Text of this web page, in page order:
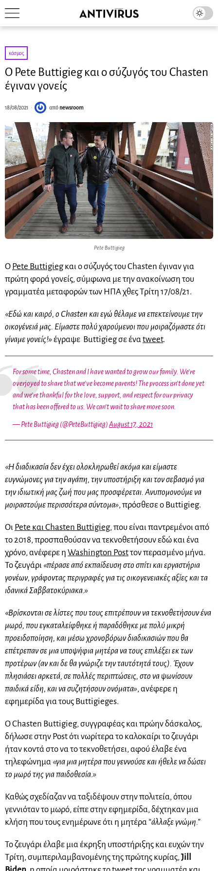
κόσμος
Ο Pete Buttigieg και ο σύζυγός του Chasten
έγιναν γονείς
18/08/2021 από newsroom
Pete Buttigieg
Ο Pete Buttigiegκαι ο σύζυγός του Chasten έγιναν για
πρώτη φορά γονείς, σύμφωνα με την ανακοίνωση του
γραμματέα μεταφορών των ΗΠΑ χθες Τρίτη 17/08/21.
«Εδώ και καιρό, ο Chasten και εγώ θέλαμε να επεκτείνουμε την
οικογένειά μας. Είμαστε πολύ χαρούμενοι που μοιραζόμαστε ότι
γίναμε γονείς!»έγραψε Buttigieg σε έναtweet.
For some time, Chasten and I have wanted to grow our family. We’re
overjoyed to share that we’ve become parents! The process isn’t done yet
and we’re thankful for the love, support, and respect for our privacy
that has been offered to us. We can’t wait to share more soon.
— Pete Buttigieg (@PeteButtigieg)August 17, 2021
«Η διαδικασία δεν έχει ολοκληρωθεί ακόμα και είμαστε
ευγνώμονες για την αγάπη, την υποστήριξη και τον σεβασμό για
την ιδιωτική μας ζωή που μας προσφέρεται. Ανυπομονούμε να
μοιραστούμε περισσότερα σύντομα», πρόσθεσε ο Buttigieg.
Οι Pete και Chasten Buttigieg, που είναι παντρεμένοι από
το 2018, προσπαθούσαν να τεκνοθετήσουν εδώ και ένα
χρόνο, ανέφερε η Washington Postτον περασμένο μήνα.
Το ζευγάρι «πέρασε από εκπαίδευση στο σπίτι και εργαστήρια
γονέων, γράφοντας περιγραφές για τις οικογενειακές αξίες και τα
ιδανικά Σαββατοκύριακα.»
«Βρίσκονται σε λίστες που τους επιτρέπουν να τεκνοθετήσουν ένα
μωρό, που εγκαταλείφθηκε ή παραδόθηκε με πολύ μικρή
προειδοποίηση, και μέσω χρονοβόρων διαδικασιών που θα
επέτρεπαν σε μια υποψήφια μητέρα να τους επιλέξει εκ των
προτέρων (αν και δε θα γνώριζε την ταυτότητά τους). Έχουν
πλησιάσει αρκετά, σε πολλές περιπτώσεις, στο να ψωνίσουν
παιδικά είδη, και να συζητήσουν ονόματα», ανέφερε η
εφημερίδα για τους Buttigieges.
Ο Chasten Buttigieg, συγγραφέας και πρώην δάσκαλος,
δήλωσε στην Post ότι νωρίτερα το καλοκαίρι το ζευγάρι
ήταν κοντά στο να το τεκνοθετήσει, αφού έλαβε ένα
τηλεφώνημα «για μια μητέρα που γεννούσε και ήθελε να δώσει
το μωρό της για παιδοθεσία.»
Καθώς σχεδίαζαν να ταξιδέψουν στην πολιτεία, όπου
γεννιόταν το μωρό, είπε στην εφημερίδα, δέχτηκαν μια
κλήση που τους ενημέρωνε ότι η μητέρα “άλλαξε γνώμη.”
Το ζευγάρι έλαβε μια έκρηξη υποστήριξης και ευχών την
Τρίτη, συμπεριλαμβανομένης της πρώτης κυρίας, Jill